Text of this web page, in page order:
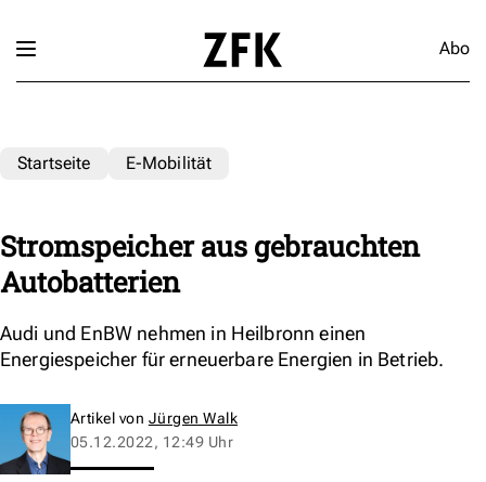
Abo
Startseite E-Mobilität
Stromspeicher aus gebrauchten
Autobatterien
Audi und EnBW nehmen in Heilbronn einen
Energiespeicher für erneuerbare Energien in Betrieb.
Artikel von Jürgen Walk
05.12.2022, 12:49 Uhr